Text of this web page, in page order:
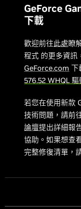
GeForce
下載
歡迎前往此處瞭
程式 的更多資訊
GeForce.com 下
576.52 WHQL
若您在使用新款
技術問題，請前
論壇提出詳細報
協助。如果想查
完整修復清單，